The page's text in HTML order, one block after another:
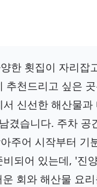
한 횟집이 자리
추천드리고 싶은
신선한 해산물
겼습니다. 주차
주어 시작부터
되어 있는데, '진
회와 해산물 요